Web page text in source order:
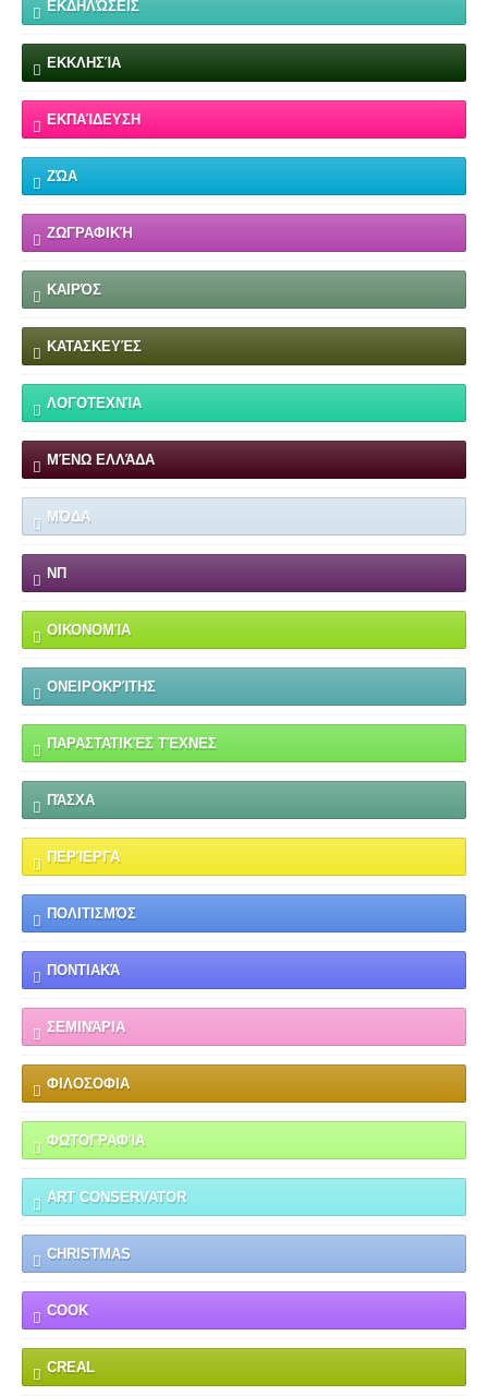
ΕΚΔΗΛΏΣΕΙΣ
ΕΚΚΛΗΣΊΑ
ΕΚΠΑΊΔΕΥΣΗ
ΖΏΑ
ΖΩΓΡΑΦΙΚΉ
ΚΑΙΡΌΣ
ΚΑΤΑΣΚΕΥΈΣ
ΛΟΓΟΤΕΧΝΊΑ
ΜΈΝΩ ΕΛΛΆΔΑ
ΜΌΔΑ
ΝΠ
ΟΙΚΟΝΟΜΊΑ
ΟΝΕΙΡΟΚΡΊΤΗΣ
ΠΑΡΑΣΤΑΤΙΚΈΣ ΤΈΧΝΕΣ
ΠΆΣΧΑ
ΠΕΡΊΕΡΓΑ
ΠΟΛΙΤΙΣΜΌΣ
ΠΟΝΤΙΑΚΆ
ΣΕΜΙΝΆΡΙΑ
ΦΙΛΟΣΟΦΙΑ
ΦΩΤΟΓΡΑΦΊΑ
ART CONSERVATOR
CHRISTMAS
COOK
CREAL